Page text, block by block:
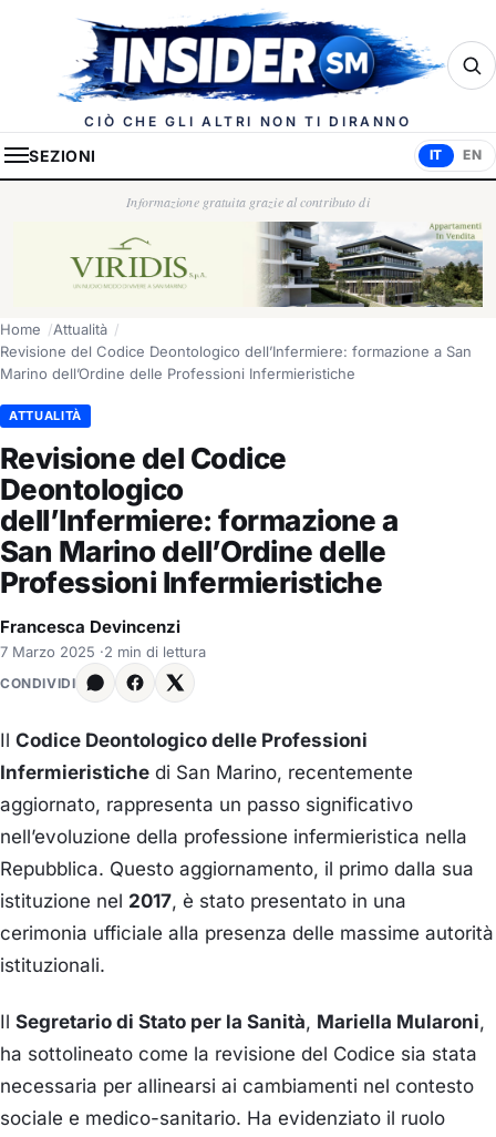
Insider.sm
CIÒ CHE GLI ALTRI NON TI DIRANNO
SEZIONI IT EN
Informazione gratuita grazie al contributo di
Home
Attualità
Revisione del Codice Deontologico dell’Infermiere: formazione a San
Marino dell’Ordine delle Professioni Infermieristiche
ATTUALITÀ
Revisione del Codice
Deontologico
dell’Infermiere: formazione a
San Marino dell’Ordine delle
Professioni Infermieristiche
Francesca Devincenzi
7 Marzo 2025 ·2 min di lettura
CONDIVIDI
Il Codice Deontologico delle Professioni
Infermieristiche di San Marino, recentemente
aggiornato, rappresenta un passo significativo
nell’evoluzione della professione infermieristica nella
Repubblica. Questo aggiornamento, il primo dalla sua
istituzione nel 2017, è stato presentato in una
cerimonia ufficiale alla presenza delle massime autorità
istituzionali.
Il Segretario di Stato per la Sanità, Mariella Mularoni,
ha sottolineato come la revisione del Codice sia stata
necessaria per allinearsi ai cambiamenti nel contesto
sociale e medico-sanitario. Ha evidenziato il ruolo